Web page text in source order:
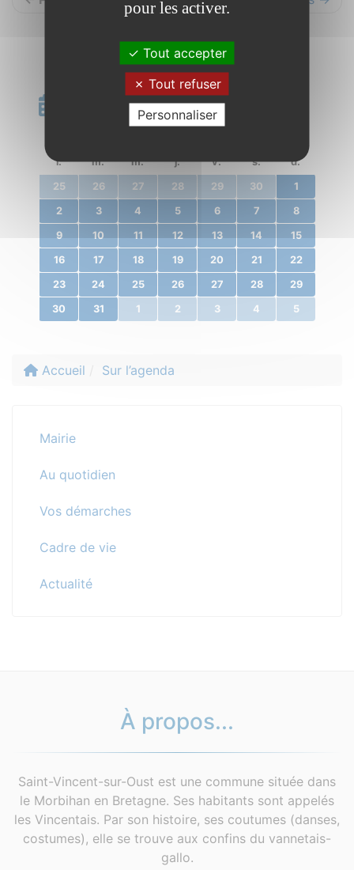
Calendrier
l.
m. m. j. v. s. d.
25 26 27 28 29 30 1
2 3 4 5 6 7 8
9 10 11 12 13 14 15
16 17 18 19 20 21 22
23 24 25 26 27 28 29
30 31 1 2 3 4 5
Accueil Sur l’agenda
Mairie
Au quotidien
Vos démarches
Cadre de vie
Actualité
À propos...
Saint-Vincent-sur-Oust est une commune située dans
le Morbihan en Bretagne. Ses habitants sont appelés
les Vincentais. Par son histoire, ses coutumes (danses,
costumes), elle se trouve aux confins du vannetais-
gallo.
pour les activer.
Tout accepter
Tout refuser
Personnaliser